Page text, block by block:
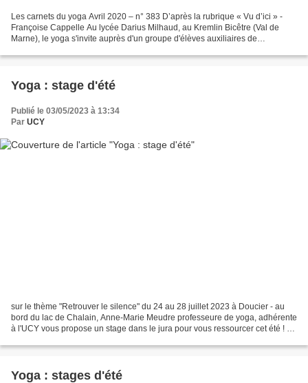
Les carnets du yoga Avril 2020 – n° 383 D’après la rubrique « Vu d’ici » -
Françoise Cappelle Au lycée Darius Milhaud, au Kremlin Bicêtre (Val de
Marne), le yoga s'invite auprès d'un groupe d'élèves auxiliaires de
Yoga : stage d'été
Publié le 03/05/2023 à 13:34
Par UCY
sur le thème "Retrouver le silence" du 24 au 28 juillet 2023 à Doucier - au
bord du lac de Chalain, Anne-Marie Meudre professeure de yoga, adhérente
à l'UCY vous propose un stage dans le jura pour vous ressourcer cet été ! «
Yoga : stages d'été